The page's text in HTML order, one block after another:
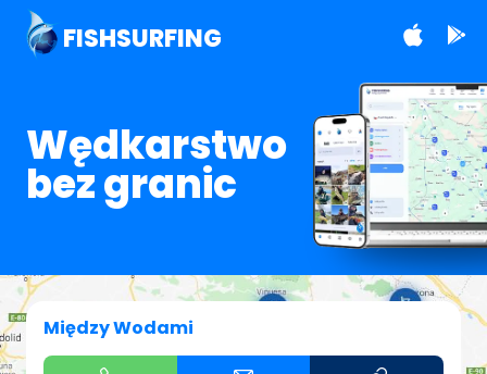
FISHSURFING
Wędkarstwo
bez granic
Między Wodami